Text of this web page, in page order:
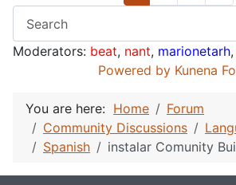
Moderators: beat, nant, marionetarh,
Powered by Kunena
You are here: Home
Forum
Community Discussions
Spanish
instalar Comunity